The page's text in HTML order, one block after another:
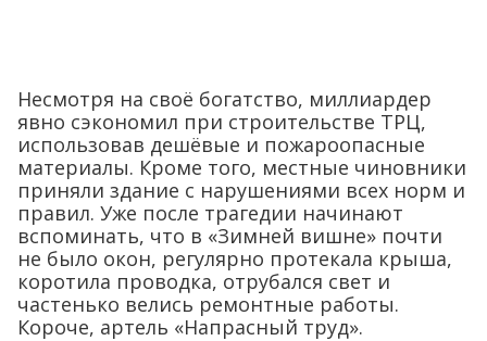
Несмотря на своё богатство, миллиардер
явно сэкономил при строительстве ТРЦ,
использовав дешёвые и пожароопасные
материалы. Кроме того, местные чиновники
приняли здание с нарушениями всех норм и
правил. Уже после трагедии начинают
вспоминать, что в «Зимней вишне» почти
не было окон, регулярно протекала крыша,
коротила проводка, отрубался свет и
частенько велись ремонтные работы.
Короче, артель «Напрасный труд».